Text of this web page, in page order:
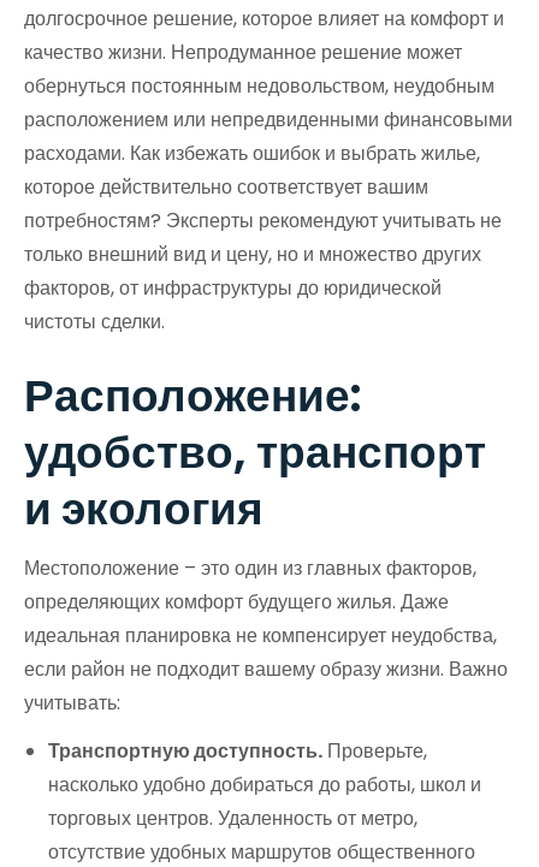
долгосрочное решение, которое влияет на комфорт и
качество жизни. Непродуманное решение может
обернуться постоянным недовольством, неудобным
расположением или непредвиденными финансовыми
расходами. Как избежать ошибок и выбрать жилье,
которое действительно соответствует вашим
потребностям? Эксперты рекомендуют учитывать не
только внешний вид и цену, но и множество других
факторов, от инфраструктуры до юридической
чистоты сделки.
Расположение:
удобство, транспорт
и экология
Местоположение – это один из главных факторов,
определяющих комфорт будущего жилья. Даже
идеальная планировка не компенсирует неудобства,
если район не подходит вашему образу жизни. Важно
учитывать:
Транспортную доступность. Проверьте,
насколько удобно добираться до работы, школ и
торговых центров. Удаленность от метро,
отсутствие удобных маршрутов общественного